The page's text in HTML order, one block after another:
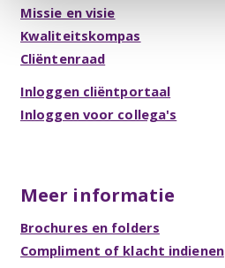
Missie en visie
Kwaliteitskompas
Cliëntenraad
Inloggen cliëntportaal
Inloggen voor collega's
Meer informatie
Brochures en folders
Compliment of klacht indienen